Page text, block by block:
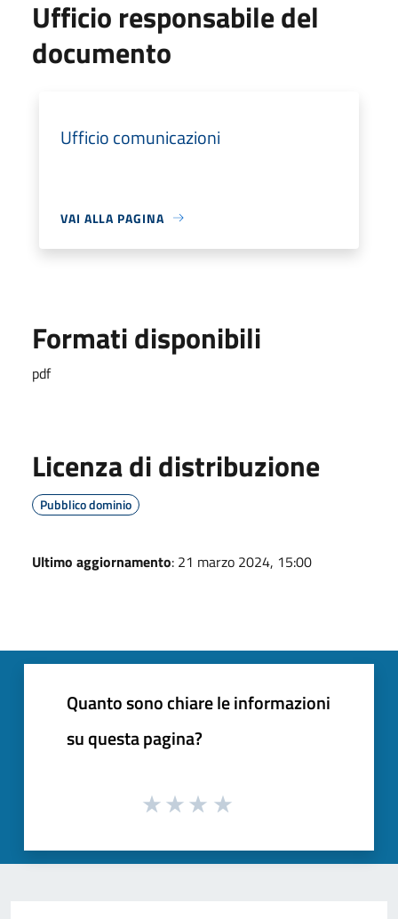
Ufficio responsabile del
documento
Ufficio comunicazioni
VAI ALLA PAGINA
Formati disponibili
pdf
Licenza di distribuzione
Pubblico dominio
Ultimo aggiornamento: 21 marzo 2024, 15:00
Quanto sono chiare le informazioni
su questa pagina?